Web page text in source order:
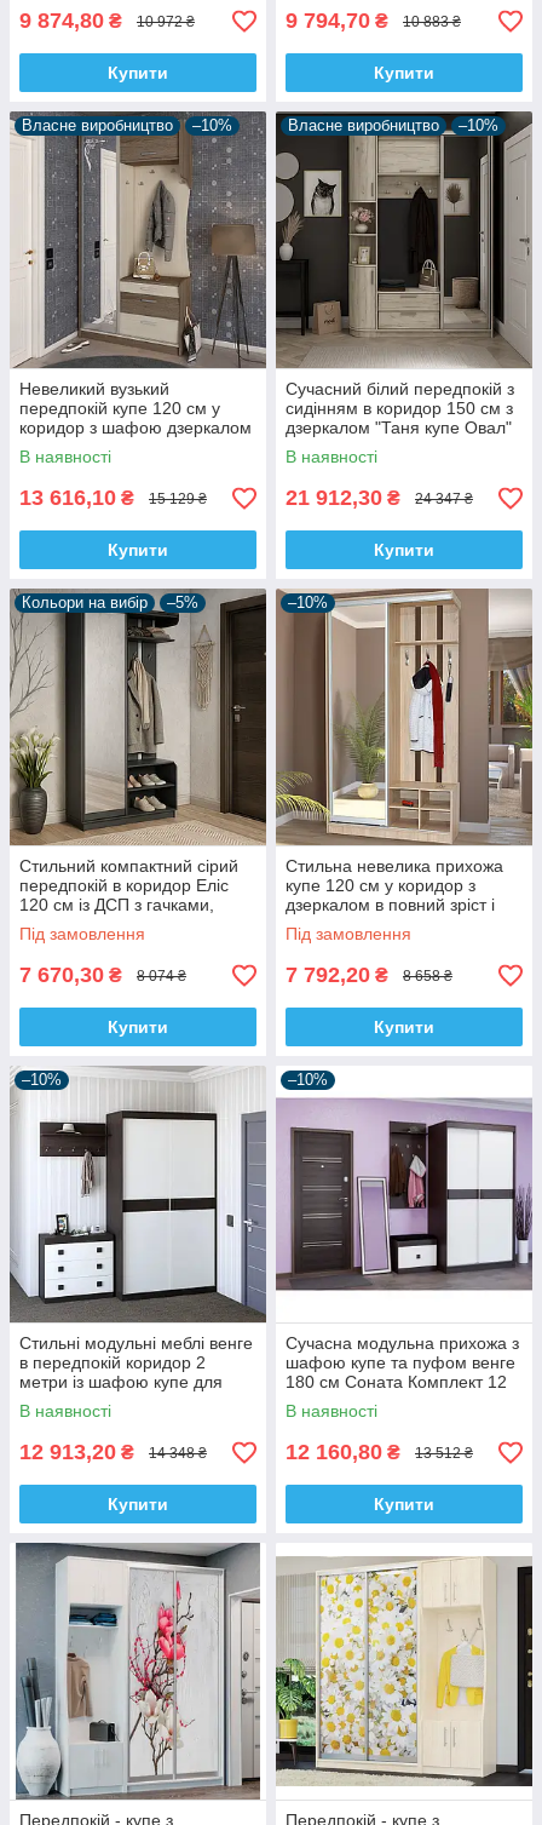
9 874,80 ₴ 10 972 ₴
Купити
9 794,70 ₴ 10 883 ₴
Купити
Власне виробництво –10%
Невеликий вузький
передпокій купе 120 см у
коридор з шафою дзеркалом
і тумбою під взуття Таня-купе
Висока Летро
В наявності
13 616,10 ₴ 15 129 ₴
Купити
Власне виробництво –10%
Сучасний білий передпокій з
сидінням в коридор 150 см з
дзеркалом "Таня купе Овал"
Летро (15 варіантів кольору)
В наявності
21 912,30 ₴ 24 347 ₴
Купити
Кольори на вибір –5%
Стильний компактний сірий
передпокій в коридор Еліс
120 см із ДСП з гачками,
поличками для взуття та
висувним вішаком
Під замовлення
7 670,30 ₴ 8 074 ₴
Купити
–10%
Стильна невелика прихожа
купе 120 см у коридор з
дзеркалом в повний зріст і
гачками дуб сонома Візит
Світ Меблів
Під замовлення
7 792,20 ₴ 8 658 ₴
Купити
–10%
Стильні модульні меблі венге
в передпокій коридор 2
метри із шафою купе для
одягу та комодом Соната
Комплект 14
В наявності
12 913,20 ₴ 14 348 ₴
Купити
–10%
Сучасна модульна прихожа з
шафою купе та пуфом венге
180 см Соната Комплект 12
Еверест
В наявності
12 160,80 ₴ 13 512 ₴
Купити
Передпокій - купе з Передпокій - купе з